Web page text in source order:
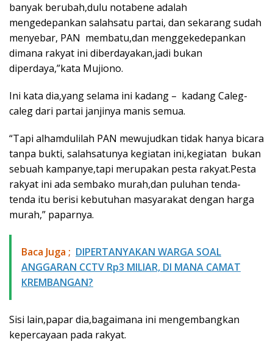
banyak berubah,dulu notabene adalah
mengedepankan salahsatu partai, dan sekarang sudah
menyebar, PAN membatu,dan menggekedepankan
dimana rakyat ini diberdayakan,jadi bukan
diperdaya,”kata Mujiono.
Ini kata dia,yang selama ini kadang – kadang Caleg-
caleg dari partai janjinya manis semua.
“Tapi alhamdulilah PAN mewujudkan tidak hanya bicara
tanpa bukti, salahsatunya kegiatan ini,kegiatan bukan
sebuah kampanye,tapi merupakan pesta rakyat.Pesta
rakyat ini ada sembako murah,dan puluhan tenda-
tenda itu berisi kebutuhan masyarakat dengan harga
murah,” paparnya.
Baca Juga ; ​DIPERTANYAKAN WARGA SOAL
ANGGARAN CCTV Rp3 MILIAR, DI MANA CAMAT
KREMBANGAN?
Sisi lain,papar dia,bagaimana ini mengembangkan
kepercayaan pada rakyat.